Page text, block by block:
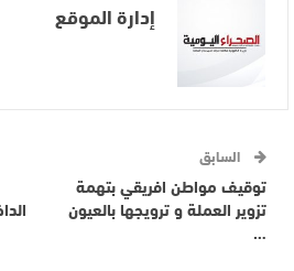
إدارة الموقع
السابق
توقيف مواطن افريقي بتهمة
تزوير العملة و ترويجها بالعيون
…